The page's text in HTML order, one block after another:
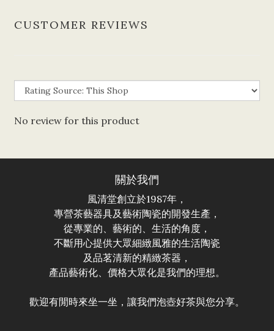
CUSTOMER REVIEWS
No review for this product
關於我們
風清堂創立於1987年，
專營茶藝器具及藝術陶瓷的開發生產，
從專業的、藝術的、生活的角度，
不斷用心提供大眾細緻風雅的生活陶瓷
及品茗清新的精緻茶器，
產品藝術化、價格大眾化是我們的理想。
歡迎有閒時來坐一坐，讓我們泡壺好茶與您分享。